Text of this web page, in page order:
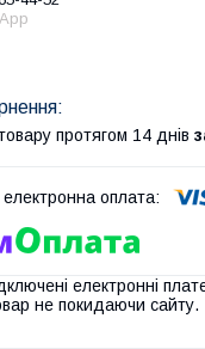
протягом 14 днів
електронні
не покидаючи сайту.